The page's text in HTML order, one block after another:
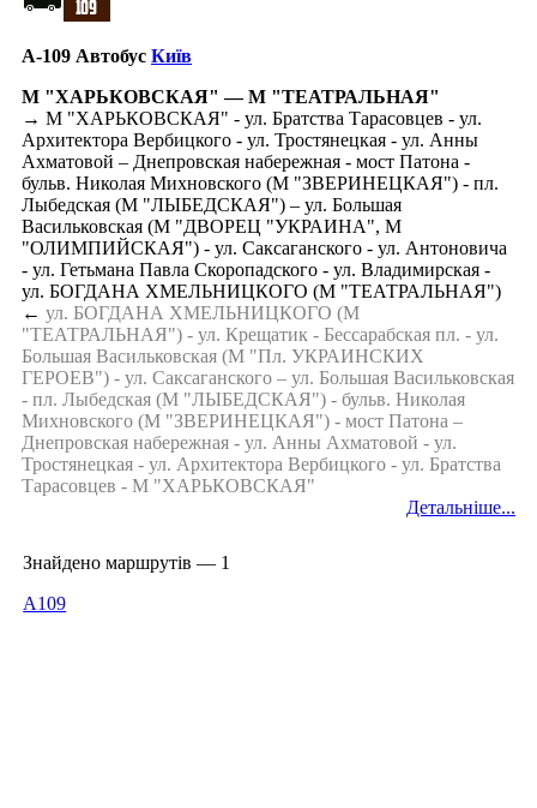
A-109 Автобус Київ
М "ХАРЬКОВСКАЯ" — М "ТЕАТРАЛЬНАЯ"
→ М "ХАРЬКОВСКАЯ" - ул. Братства Тарасовцев - ул.
Архитектора Вербицкого - ул. Тростянецкая - ул. Анны
Ахматовой – Днепровская набережная - мост Патона -
бульв. Николая Михновского (М "ЗВЕРИНЕЦКАЯ") - пл.
Лыбедская (М "ЛЫБЕДСКАЯ") – ул. Большая
Васильковская (М "ДВОРЕЦ "УКРАИНА", М
"ОЛИМПИЙСКАЯ") - ул. Саксаганского - ул. Антоновича
- ул. Гетьмана Павла Скоропадского - ул. Владимирская -
ул. БОГДАНА ХМЕЛЬНИЦКОГО (М "ТЕАТРАЛЬНАЯ")
← ул. БОГДАНА ХМЕЛЬНИЦКОГО (М
"ТЕАТРАЛЬНАЯ") - ул. Крещатик - Бессарабская пл. - ул.
Большая Васильковская (М "Пл. УКРАИНСКИХ
ГЕРОЕВ") - ул. Саксаганского – ул. Большая Васильковская
- пл. Лыбедская (М "ЛЫБЕДСКАЯ") - бульв. Николая
Михновского (М "ЗВЕРИНЕЦКАЯ") - мост Патона –
Днепровская набережная - ул. Анны Ахматовой - ул.
Тростянецкая - ул. Архитектора Вербицкого - ул. Братства
Тарасовцев - М "ХАРЬКОВСКАЯ"
Детальніше...
Знайдено маршрутів — 1
A109